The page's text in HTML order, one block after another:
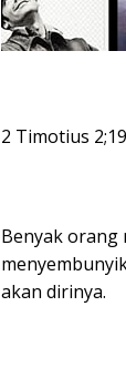
2 Timotius
Benyak
akan dirinya.